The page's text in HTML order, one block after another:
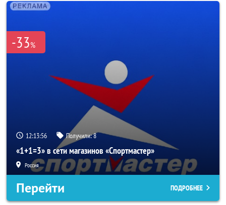
-33%
12:13:53 Получили:8
«1+1=3» в сети магазинов «Спортмастер»
Россия
Перейти ПОДРОБНЕЕ